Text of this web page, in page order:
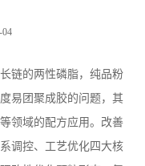
04
链的两性磷脂，纯品粉
易团聚成胶的问题，其
领域的配方应用。改善
调控、工艺优化四大核